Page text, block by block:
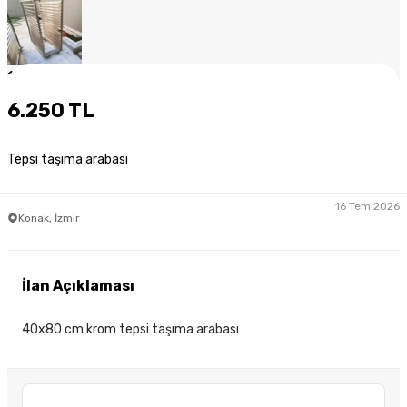
1
6.250 TL
Tepsi taşıma arabası
Konak, İzmir
16 Tem 2026
İlan Açıklaması
40x80 cm krom tepsi taşıma arabası